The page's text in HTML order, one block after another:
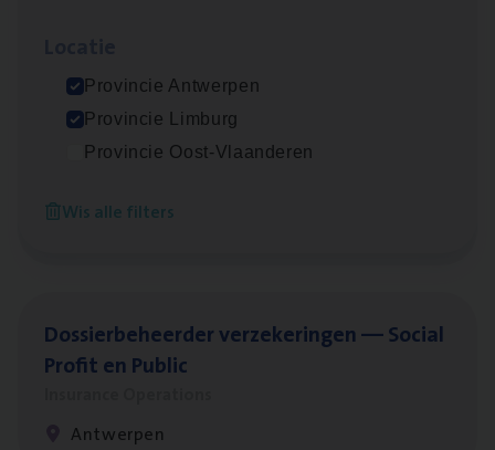
Provincie Antwerpen
Provincie Limburg
Provincie Oost-Vlaanderen
Wis alle filters
Insu­ran­ce Bro­kerKMO
Antwerpen
Dos­sier­be­heer­der ver­ze­ke­rin­gen — Soci­al
Pro­fit en Public
Antwerpen